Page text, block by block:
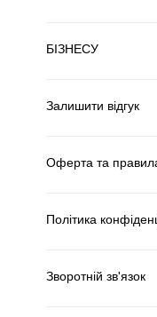
БІЗНЕСУ
Залишити відгук
Оферта та
Політика
Зворотній зв'язок